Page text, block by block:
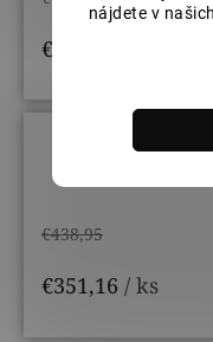
nájdete v našich
€351,16
€438,95
€351,16 / ks